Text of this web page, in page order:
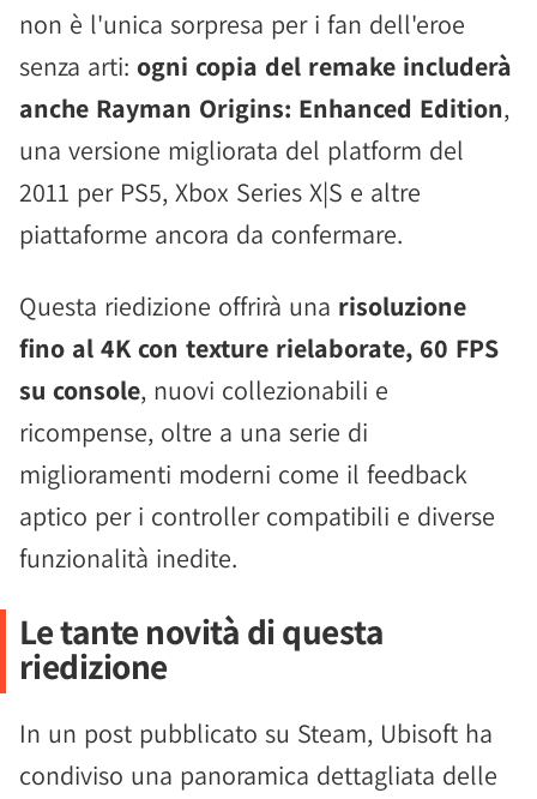
non è l'unica sorpresa per i fan dell'eroe
senza arti: ogni copia del remake includerà
anche Rayman Origins: Enhanced Edition,
una versione migliorata del platform del
2011 per PS5, Xbox Series X|S e altre
piattaforme ancora da confermare.
Questa riedizione offrirà una risoluzione
fino al 4K con texture rielaborate, 60 FPS
su console, nuovi collezionabili e
ricompense, oltre a una serie di
miglioramenti moderni come il feedback
aptico per i controller compatibili e diverse
funzionalità inedite.
Le tante novità di questa
riedizione
In un post pubblicato su Steam, Ubisoft ha
condiviso una panoramica dettagliata delle